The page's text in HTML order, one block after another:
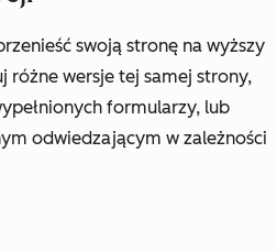
swoją stronę na wyższy
wersje tej samej strony,
formularzy, lub
odwiedzającym w zależności